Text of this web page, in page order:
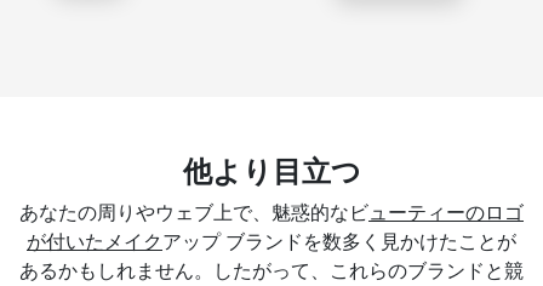
他より目立つ
あなたの周りやウェブ上で、魅惑的なビ ューティーのロゴ
が付いたメイク アップ ブランドを数多く見かけたことが
あるかもしれません。したがって、これらのブランドと競